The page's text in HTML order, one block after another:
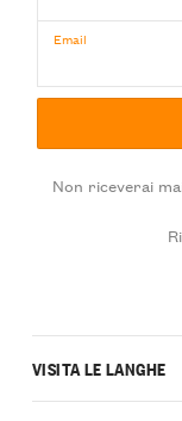
Email
Non riceverai
VISITA LE LANGHE